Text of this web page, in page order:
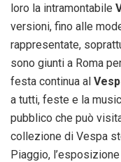
loro la intramontabile
versioni, fino alle
rappresentate,
sono giunti a Roma
festa continua al
a tutti, feste e la
pubblico che può
collezione di Vespa
Piaggio,